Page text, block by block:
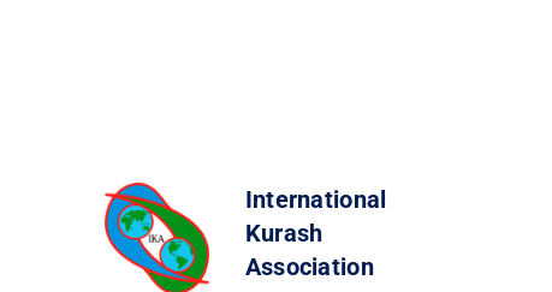
International
Kurash
Association